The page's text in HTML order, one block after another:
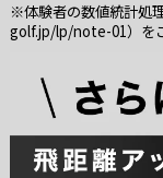
※体験者の数値統計処
golf.jp/lp/note-01）を